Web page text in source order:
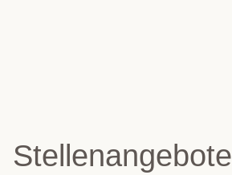
Stellenangebote